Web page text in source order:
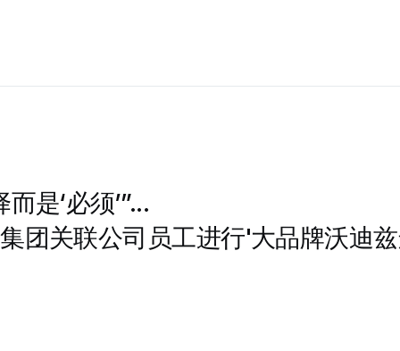
是‘必须’”...
团关联公司员工进行'大品牌沃迪